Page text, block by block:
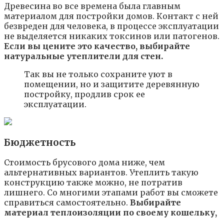
Древесина во все времена была главным
материалом для постройки домов. Контакт с ней
безвреден для человека, в процессе эксплуатации
не выделяется никаких токсинов или патогенов.
Если вы цените это качество, выбирайте
натуральные утеплители для стен.
Так вы не только сохраните уют в
помещении, но и защитите деревянную
постройку, продлив срок ее
эксплуатации.
Бюджетность
Стоимость брусового дома ниже, чем
альтернативных вариантов. Утеплить такую
конструкцию также можно, не потратив
лишнего. Со многими этапами работ вы сможете
справиться самостоятельно. Выбирайте
материал теплоизоляции по своему кошельку,